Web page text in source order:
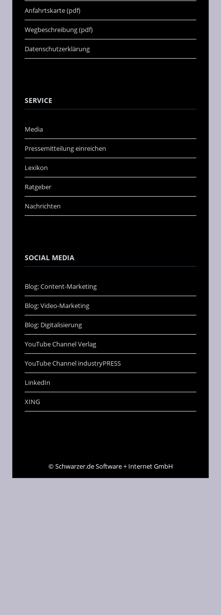
Anfahrtskarte (pdf)
Wegbeschreibung (pdf)
Datenschutzerklärung
SERVICE
Media
Pressemitteilung einreichen
Lexikon
Ratgeber
Nachrichten
SOCIAL MEDIA
Blog: Content-Marketing
Blog: Video-Marketing
Blog: Digitalisierung
YouTube Channel Verlag
YouTube Channel industryPRESS
LinkedIn
XING
©Schwarzer.de Software + Internet GmbH